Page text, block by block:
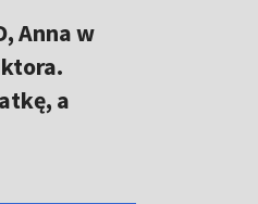
Anna w
a